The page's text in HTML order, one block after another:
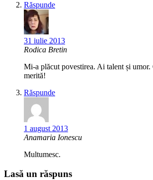
Răspunde
31 iulie 2013
Rodica Bretin
Mi-a plăcut povestirea. Ai talent și umor.
merită!
Răspunde
1 august 2013
Anamaria Ionescu
Multumesc.
Lasă un răspuns